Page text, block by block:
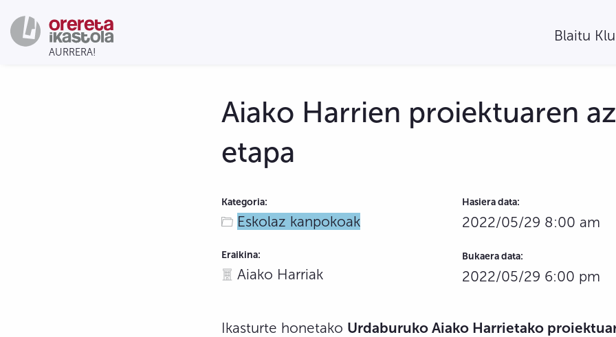
Blaitu
Aiako Harrien proiektuaren
etapa
Kategoria:
Eskolaz kanpokoak
Eraikina:
Aiako Harriak
Hasiera data:
2022/05/29 8:00 am
Bukaera data:
2022/05/29 6:00 pm
Ikasturte honetako Urdaburuko Aiako Harrietako